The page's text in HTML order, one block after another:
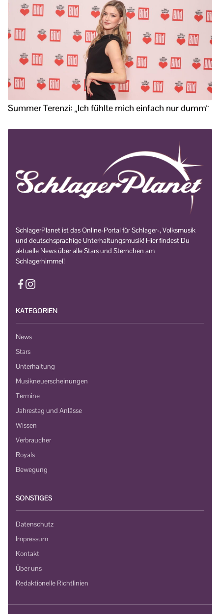
Summer Terenzi: „Ich fühlte mich einfach nur dumm“
SchlagerPlanet ist das Online-Portal für Schlager-, Volksmusik
und deutschsprachige Unterhaltungsmusik! Hier findest Du
aktuelle News über alle Stars und Sternchen am
Schlagerhimmel!
KATEGORIEN
News
Stars
Unterhaltung
Musikneuerscheinungen
Termine
Jahrestag und Anlässe
Wissen
Verbraucher
Royals
Bewegung
SONSTIGES
Datenschutz
Impressum
Kontakt
Über uns
Redaktionelle Richtlinien